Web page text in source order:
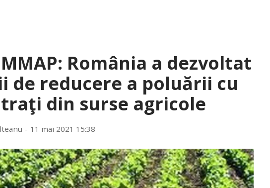
România a dezvoltat
de reducere a poluării cu
din surse agricole
11 mai 2021 15:38